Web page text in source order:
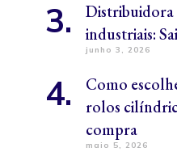
Distribuidora
industriais:
junho 3, 2026
Como
rolos
compra
maio 5, 2026